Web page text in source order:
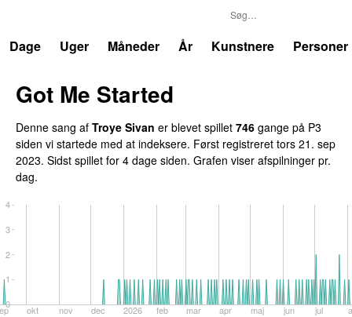
Dage
Uger Måneder År Kunstnere Personer
Got Me Started
Denne sang af Troye Sivan er blevet spillet 746 gange på P3
siden vi startede med at indeksere. Først registreret tors 21. sep
2023. Sidst spillet for 4 dage siden. Grafen viser afspilninger pr.
dag.
okt nov dec 2026 feb mar apr maj jun jul
0
1
2
3
4